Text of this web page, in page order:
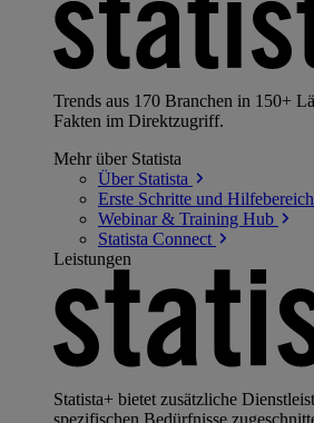
Trends aus 170 Branchen in 150+
Fakten im Direktzugriff.
Mehr über Statista
Über Statista
Erste Schritte und Hilfebereich
Webinar & Training Hub
Statista Connect
Leistungen
Statista+ bietet zusätzliche
spezifischen Bedürfnisse